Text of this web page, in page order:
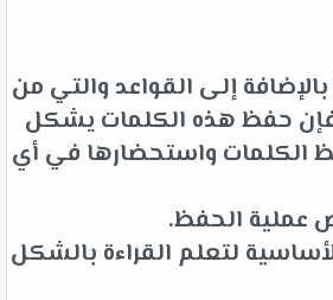
إلى القواعد والتي من
فإن حفظ هذه الكلمات يشكل
الكلمات واستحضارها في أي
عملية الحفظ.
لتعلم القراءة بالشكل